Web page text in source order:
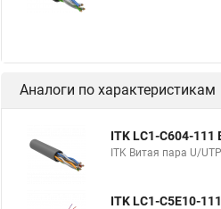
Аналоги по характеристикам
ITK LC1-C604-111
ITK Витая пара U/
ITK LC1-C5E10-